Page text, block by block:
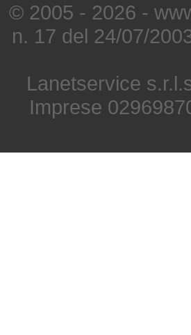
© 2005 - 2026 -
n. 17 del 24/07/
Lanetservice
Imprese